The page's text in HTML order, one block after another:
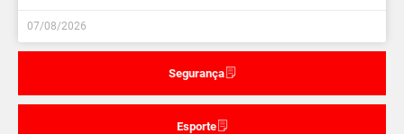
Segurança
Esporte
07/08/2026